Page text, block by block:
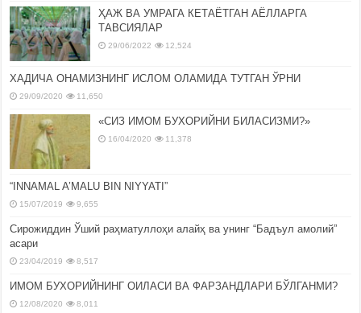
ҲАЖ ВА УМРАГА КЕТАЁТГАН АЁЛЛАРГА
ТАВСИЯЛАР
29/06/2022 12,524
ХАДИЧА ОНАМИЗНИНГ ИСЛОМ ОЛАМИДА ТУТГАН ЎРНИ
29/09/2020 11,650
«СИЗ ИМОМ БУХОРИЙНИ БИЛАСИЗМИ?»
16/04/2020 11,378
“INNAMAL A’MALU BIN NIYYATI”
15/07/2019 9,655
Сирожиддин Ўший раҳматуллоҳи алайҳ ва унинг “Бадъул амолий”
асари
23/04/2019 8,517
ИМОМ БУХОРИЙНИНГ ОИЛАСИ ВА ФАРЗАНДЛАРИ БЎЛГАНМИ?
12/08/2020 8,011